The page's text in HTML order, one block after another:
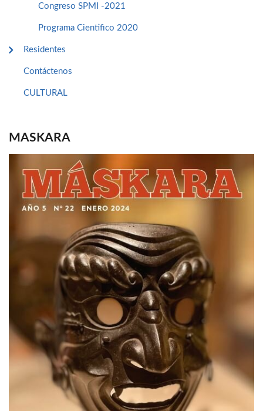
Congreso SPMI -2021
Programa Cientifico 2020
Residentes
Contáctenos
CULTURAL
MASKARA